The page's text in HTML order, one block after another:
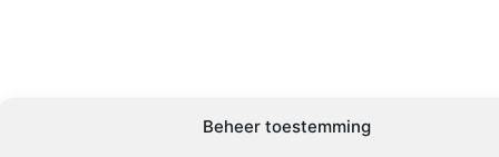
Beheer toestemming